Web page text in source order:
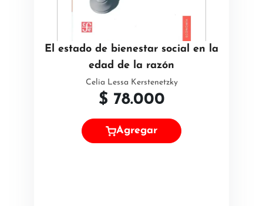
El estado de bienestar social en la
edad de la razón
Celia Lessa Kerstenetzky
$ 78.000
Agregar